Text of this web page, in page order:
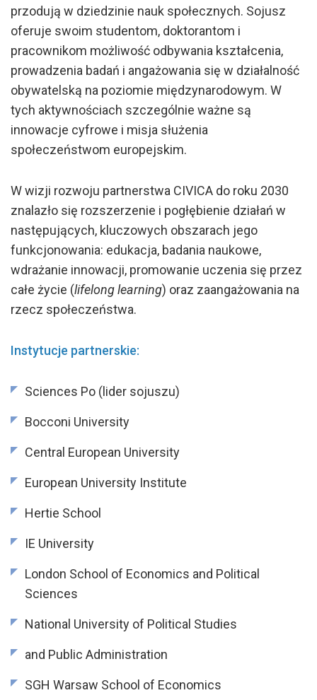
przodują w dziedzinie nauk społecznych. Sojusz
oferuje swoim studentom, doktorantom i
pracownikom możliwość odbywania kształcenia,
prowadzenia badań i angażowania się w działalność
obywatelską na poziomie międzynarodowym. W
tych aktywnościach szczególnie ważne są
innowacje cyfrowe i misja służenia
społeczeństwom europejskim.
W wizji rozwoju partnerstwa CIVICA do roku 2030
znalazło się rozszerzenie i pogłębienie działań w
następujących, kluczowych obszarach jego
funkcjonowania: edukacja, badania naukowe,
wdrażanie innowacji, promowanie uczenia się przez
całe życie (lifelong learning) oraz zaangażowania na
rzecz społeczeństwa.
Instytucje partnerskie:
Sciences Po (lider sojuszu)
Bocconi University
Central European University
European University Institute
Hertie School
IE University
London School of Economics and Political
Sciences
National University of Political Studies
and Public Administration
SGH Warsaw School of Economics